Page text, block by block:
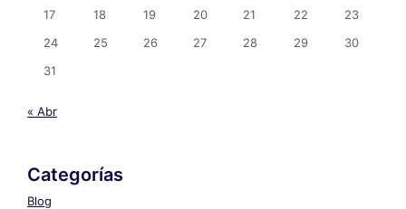
17
18 19 20 21 22
23
24
25 26 27 28 29
30
31
« Abr
Categorías
Blog